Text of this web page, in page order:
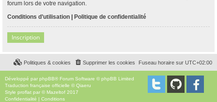
forum lors de votre navigation.
Conditions d’utilisation | Politique de confidentialité
Inscription
Fuseau horaire sur UTC+02:00
Supprimer les cookies
Politiques & cookies
Développé par phpBB® Forum Software © phpBB Limited
Traduction française officielle ©Qiaeru
Style proflat par © Mazeltof 2017
Confidentialité | Conditions